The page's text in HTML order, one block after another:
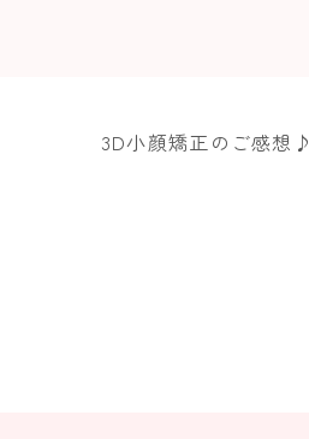
3D小顔矯正のご感想♪